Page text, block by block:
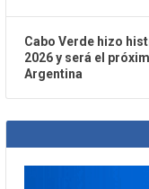
Cabo Verde hizo
2026 y será el
Argentina